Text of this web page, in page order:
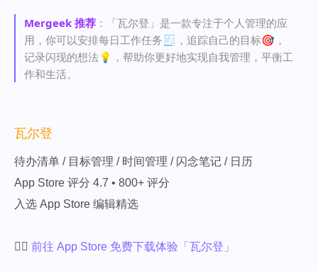
Mergeek 推荐 ：「瓦尔登」是一款专注于个人管理的应
用，你可以安排每日工作任务🧾，追踪自己的目标🎯，
记录闪现的想法💡，帮助你更好地实现自我管理，平衡工
作和生活。
瓦尔登
待办清单 / 目标管理 / 时间管理 / 闪念笔记 / 日历
App Store 评分 4.7 • 800+ 评分
入选 App Store 编辑精选
👉🏻 前往 App Store 免费下载体验「瓦尔登」